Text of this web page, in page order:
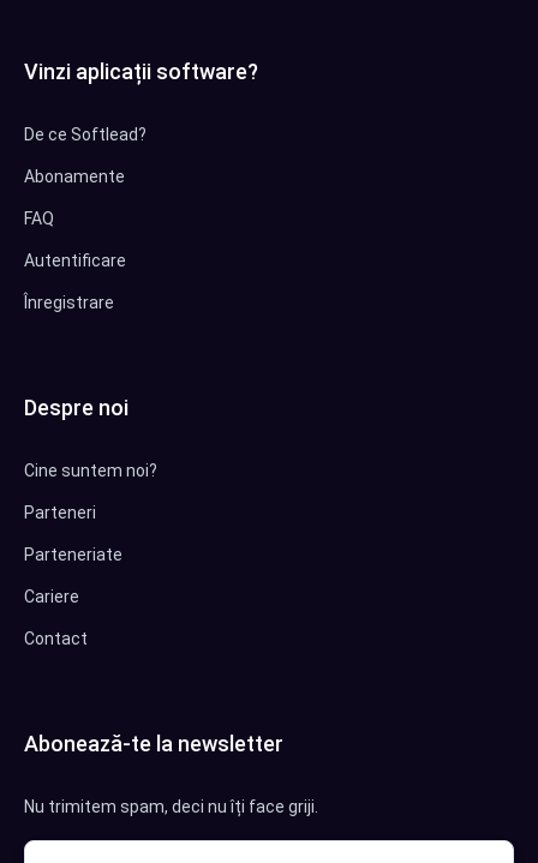
Vinzi aplicații software?
De ce Softlead?
Abonamente
FAQ
Autentificare
Înregistrare
Despre noi
Cine suntem noi?
Parteneri
Parteneriate
Cariere
Contact
Abonează-te la newsletter
Nu trimitem spam, deci nu îți face griji.